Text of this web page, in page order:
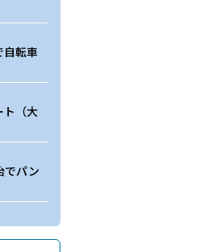
自転車
ト（大
でパン